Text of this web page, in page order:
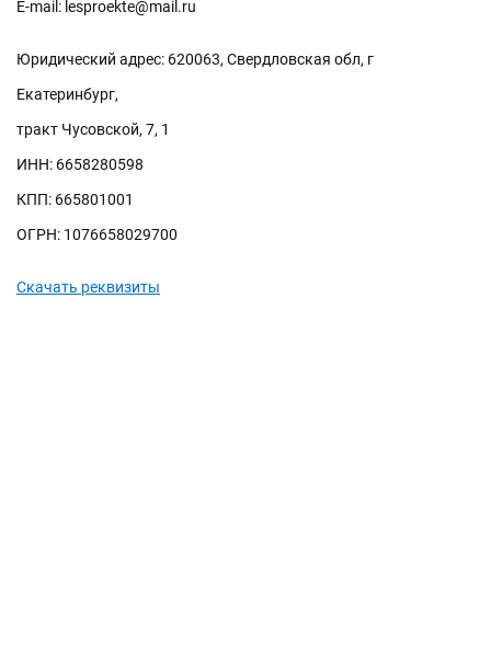
E-mail: lesproekte@mail.ru
Юридический адрес: 620063, Cвердловская обл, г
Екатеринбург,
тракт Чусовской, 7, 1
ИНН: 6658280598
КПП: 665801001
ОГРН: 1076658029700
Скачать реквизиты